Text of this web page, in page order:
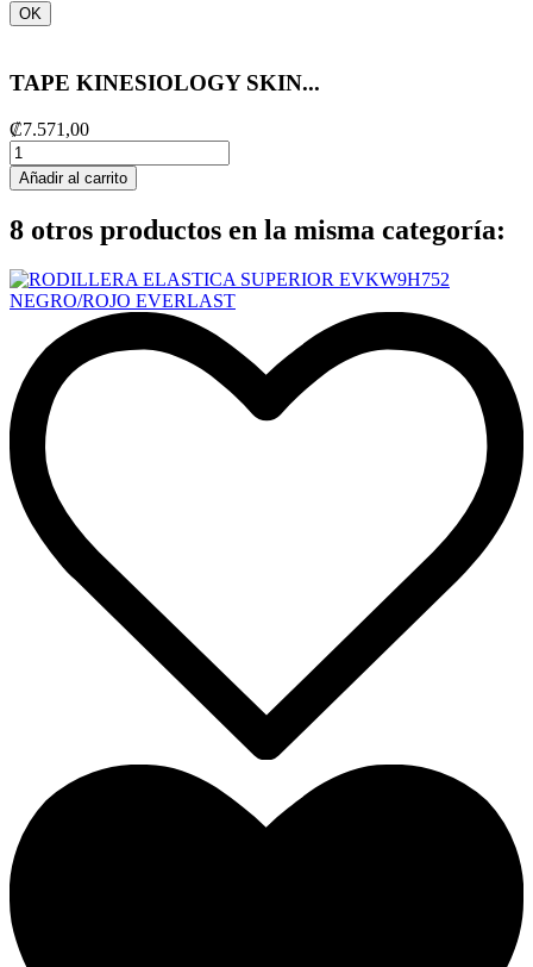
OK
TAPE KINESIOLOGY SKIN...
₡7.571,00
Añadir al carrito
8 otros productos en la misma categoría: